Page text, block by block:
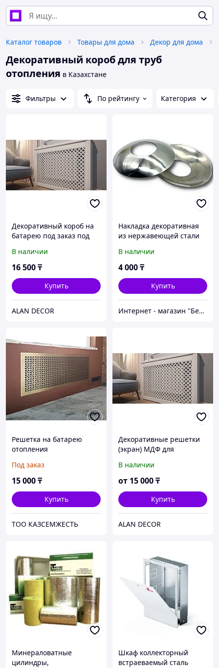
Каталог товаров Товары для дома Декор для дома
Декоративный короб для труб
отопления в Казахстане
Фильтры По рейтингу Категория
Декоративный короб на
батарею под заказ под
цены зависите от вашего
размера и дизайна
В наличии
16 500₸
Купить
ALAN DECOR
Накладка декоративная
из нержавеющей стали
В наличии
4 000₸
Купить
Интернет - магазин "Безопасный Дом"
Решетка на батарею
отопления
Под заказ
15 000₸
Купить
ТОО КАЗСЕМЖЕСТЬ
Декоративные решетки
(экран) МДФ для
на заказ)
В наличии
от 15 000₸
Купить
ALAN DECOR
Минераловатные
цилиндры,
Шкаф коллекторный
встраеваемый сталь